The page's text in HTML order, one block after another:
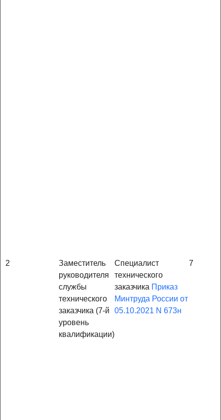
2
Заместитель
руководителя
службы
технического
заказчика (7-й
уровень
квалификации)
Специалист
технического
заказчика Приказ
Минтруда России от
05.10.2021 N 673н
7